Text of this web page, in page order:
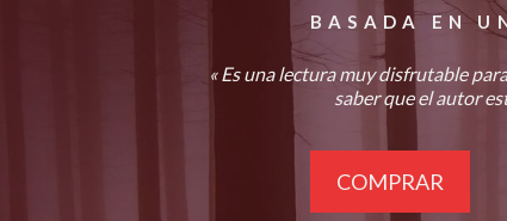
BASADA EN
« Es una lectura muy disfrutable
saber que el autor
COMPRAR